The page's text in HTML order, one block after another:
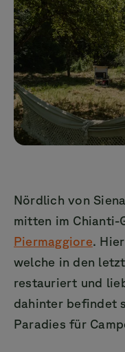
Nördlich von
mitten im Chianti-
Piermaggiore.
welche in den
restauriert und
dahinter befindet
Paradies für